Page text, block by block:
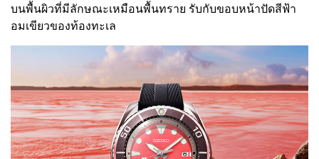
บนพื้นผิวที่มีลักษณะเหมือนพื้นทราย รับกับขอบหน้าปัดสีฟ้า
อมเขียวของท้องทะเล